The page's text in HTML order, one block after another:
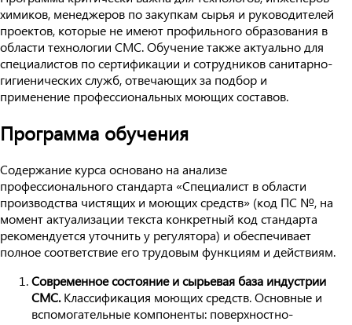
химиков, менеджеров по закупкам сырья и руководителей
проектов, которые не имеют профильного образования в
области технологии СМС. Обучение также актуально для
специалистов по сертификации и сотрудников санитарно-
гигиенических служб, отвечающих за подбор и
применение профессиональных моющих составов.
Программа обучения
Содержание курса основано на анализе
профессионального стандарта «Специалист в области
производства чистящих и моющих средств» (код ПС №, на
момент актуализации текста конкретный код стандарта
рекомендуется уточнить у регулятора) и обеспечивает
полное соответствие его трудовым функциям и действиям.
Современное состояние и сырьевая база индустрии
СМС.Классификация моющих средств. Основные и
вспомогательные компоненты: поверхностно-